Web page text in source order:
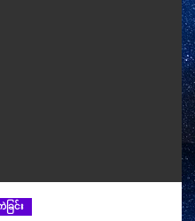
ြင်း